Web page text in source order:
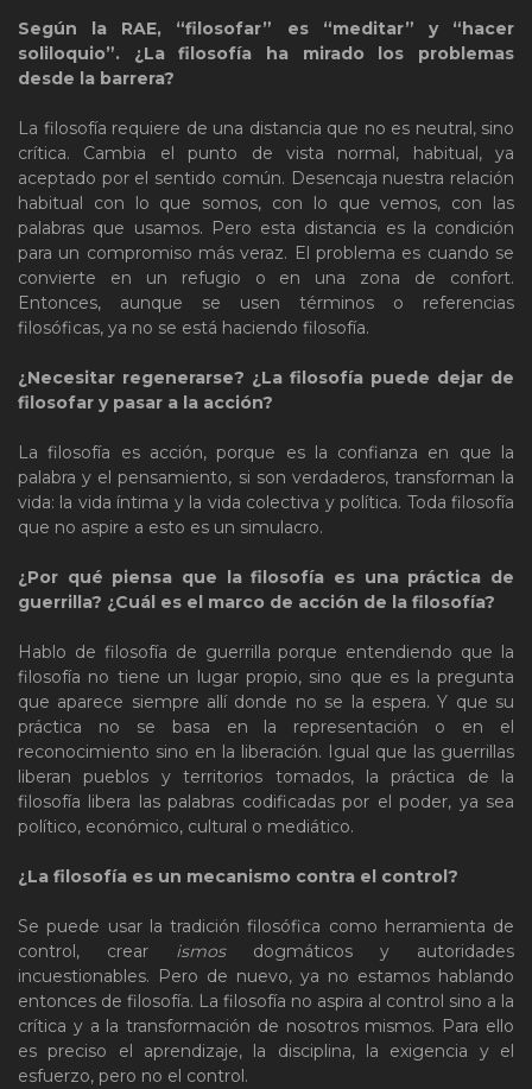
Según la RAE, “filosofar” es “meditar” y “hacer
soliloquio”. ¿La filosofía ha mirado los problemas
desde la barrera?
La filosofía requiere de una distancia que no es neutral, sino
crítica. Cambia el punto de vista normal, habitual, ya
aceptado por el sentido común. Desencaja nuestra relación
habitual con lo que somos, con lo que vemos, con las
palabras que usamos. Pero esta distancia es la condición
para un compromiso más veraz. El problema es cuando se
convierte en un refugio o en una zona de confort.
Entonces, aunque se usen términos o referencias
filosóficas, ya no se está haciendo filosofía.
¿Necesitar regenerarse? ¿La filosofía puede dejar de
filosofar y pasar a la acción?
La filosofía es acción, porque es la confianza en que la
palabra y el pensamiento, si son verdaderos, transforman la
vida: la vida íntima y la vida colectiva y política. Toda filosofía
que no aspire a esto es un simulacro.
¿Por qué piensa que la filosofía es una práctica de
guerrilla? ¿Cuál es el marco de acción de la filosofía?
Hablo de filosofía de guerrilla porque entendiendo que la
filosofía no tiene un lugar propio, sino que es la pregunta
que aparece siempre allí donde no se la espera. Y que su
práctica no se basa en la representación o en el
reconocimiento sino en la liberación. Igual que las guerrillas
liberan pueblos y territorios tomados, la práctica de la
filosofía libera las palabras codificadas por el poder, ya sea
político, económico, cultural o mediático.
¿La filosofía es un mecanismo contra el control?
Se puede usar la tradición filosófica como herramienta de
control, crear ismosdogmáticos y autoridades
incuestionables. Pero de nuevo, ya no estamos hablando
entonces de filosofía. La filosofía no aspira al control sino a la
crítica y a la transformación de nosotros mismos. Para ello
es preciso el aprendizaje, la disciplina, la exigencia y el
esfuerzo, pero no el control.